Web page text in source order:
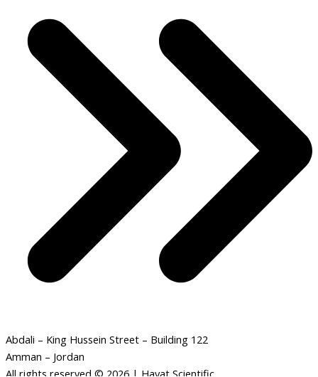
Abdali – King Hussein Street – Building 122
Amman – Jordan
All rights reserved © 2026 | Hayat Scientific